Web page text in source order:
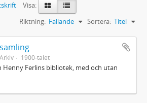
Visa:
Sortera: Titel
Riktning: Fallande
Arkiv 1900-talet
Henny Ferlins bibliotek, med och utan